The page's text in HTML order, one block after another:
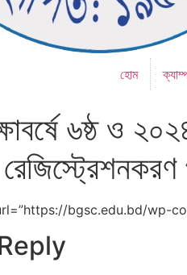
হোম
৬ষ্ঠ ও
bgsc.edu.bd/wp-